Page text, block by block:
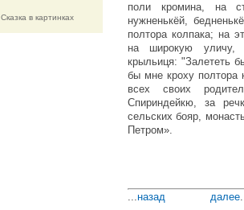
поли кромина, на
нужненькёй,
полтора колпака; на
на широкую уличу,
крыльиця: "Залететь
бы мне кроху полтора
всех своих
Спириндейкю, за
сельских бояр,
Петром».
...назад далее
Cказка в картинках